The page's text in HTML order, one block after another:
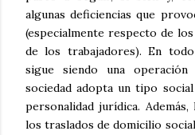
algunas deficiencias que
(especialmente respecto de
de los trabajadores). En
sigue siendo una
sociedad adopta un tipo
personalidad jurídica.
los traslados de domicilio